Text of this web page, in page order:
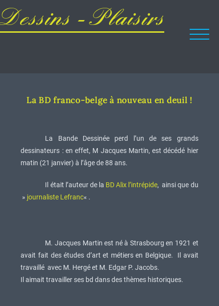
Dessins - Plaisirs
La BD franco-belge à nouveau en deuil !
La Bande Dessinée perd l’un de ses grands
dessinateurs : en effet, M Jacques Martin, est décédé hier
matin (21 janvier) à l’âge de 88 ans.
Il était l’auteur de la BD Alix l’intrépide, ainsi que du
» journaliste Lefranc« .
M. Jacques Martin est né à Strasbourg en 1921 et
avait fait des études d’art et métiers en Belgique. Il avait
travaillé avec M. Hergé et M. Edgar P. Jacobs.
Il aimait travailler ses bd dans des thèmes historiques.